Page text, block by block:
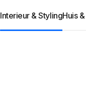
Interieur & StylingHuis